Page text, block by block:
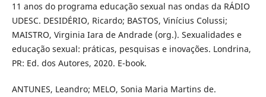
11 anos do programa educação sexual nas ondas da RÁDIO
UDESC. DESIDÉRIO, Ricardo; BASTOS, Vinícius Colussi;
MAISTRO, Virginia Iara de Andrade (org.). Sexualidades e
educação sexual: práticas, pesquisas e inovações. Londrina,
PR: Ed. dos Autores, 2020. E-book.
ANTUNES, Leandro; MELO, Sonia Maria Martins de.